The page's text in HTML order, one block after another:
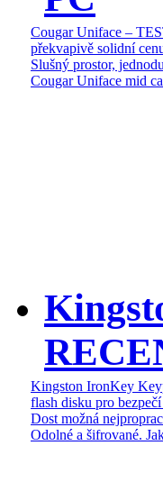
Cougar Uniface –
překvapivě solidní
Slušný prostor,
Cougar Uniface mid
Kingston IronKey
flash disku pro
Dost možná
Odolné a šifrované.